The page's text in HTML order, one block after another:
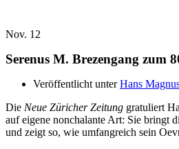
Nov. 12
Serenus M. Brezengang zum
Veröffentlicht unterHans
Die Neue Züricher Zeitung gratuliert
auf eigene nonchalante Art: Sie bringt
und zeigt so, wie umfangreich sein